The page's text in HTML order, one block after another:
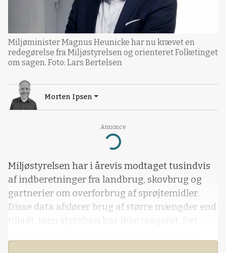
Annonce
Loading...
Miljøminister Magnus Heunicke har nu krævet en
redegørelse fra Miljøstyrelsen og orienteret Folketinget
om sagen. Foto: Lars Bertelsen
Morten Ipsen
Miljøstyrelsen har i årevis modtaget tusindvis
af indberetninger fra landbrug, skovbrug og
gartnerier om overforbrug af sprøjtemidler.
Disse data afslører brug af større mængder end
tilladt, men styrelsen har ikke reageret. Det